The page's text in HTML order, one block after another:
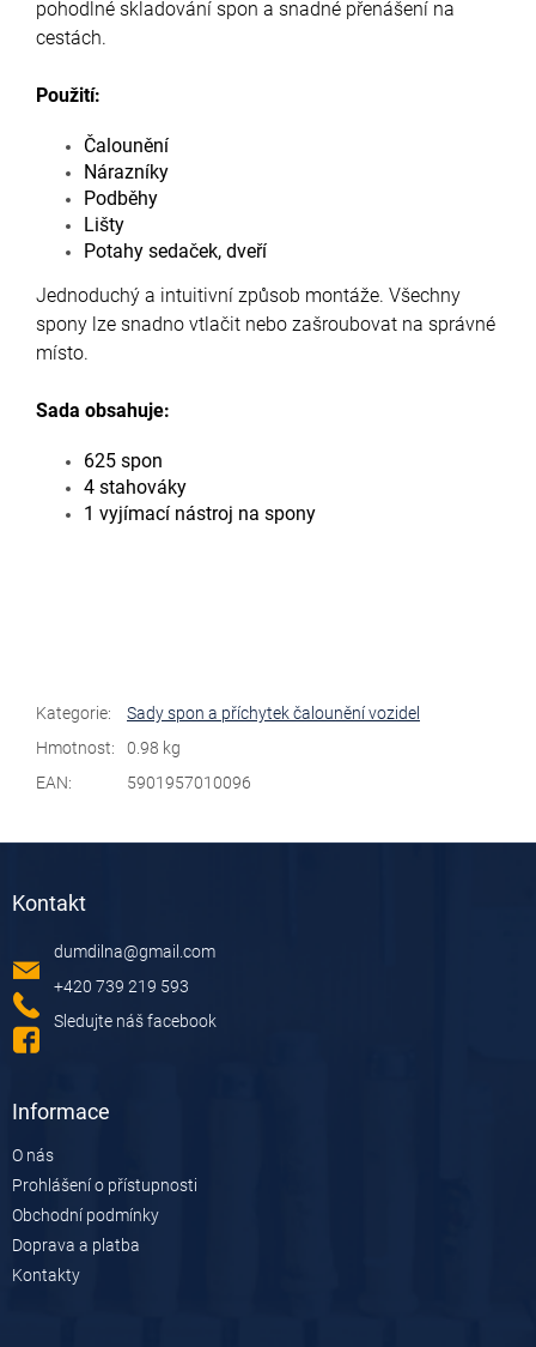
pohodlné skladování spon a snadné přenášení na
cestách.
Použití:
Čalounění
Nárazníky
Podběhy
Lišty
Potahy sedaček, dveří
Jednoduchý a intuitivní způsob montáže. Všechny
spony lze snadno vtlačit nebo zašroubovat na správné
místo.
Sada obsahuje:
625 spon
4 stahováky
1 vyjímací nástroj na spony
Kategorie:
Sady spon a příchytek čalounění vozidel
Hmotnost:
0.98 kg
EAN: 5901957010096
Kontakt
dumdilna@gmail.com
+420 739 219 593
Sledujte náš facebook
Informace
O nás
Prohlášení o přístupnosti
Obchodní podmínky
Doprava a platba
Kontakty